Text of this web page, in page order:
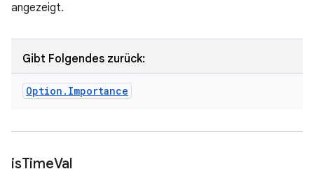
angezeigt.
Gibt Folgendes zurück:
Option . Importance
isTimeVal